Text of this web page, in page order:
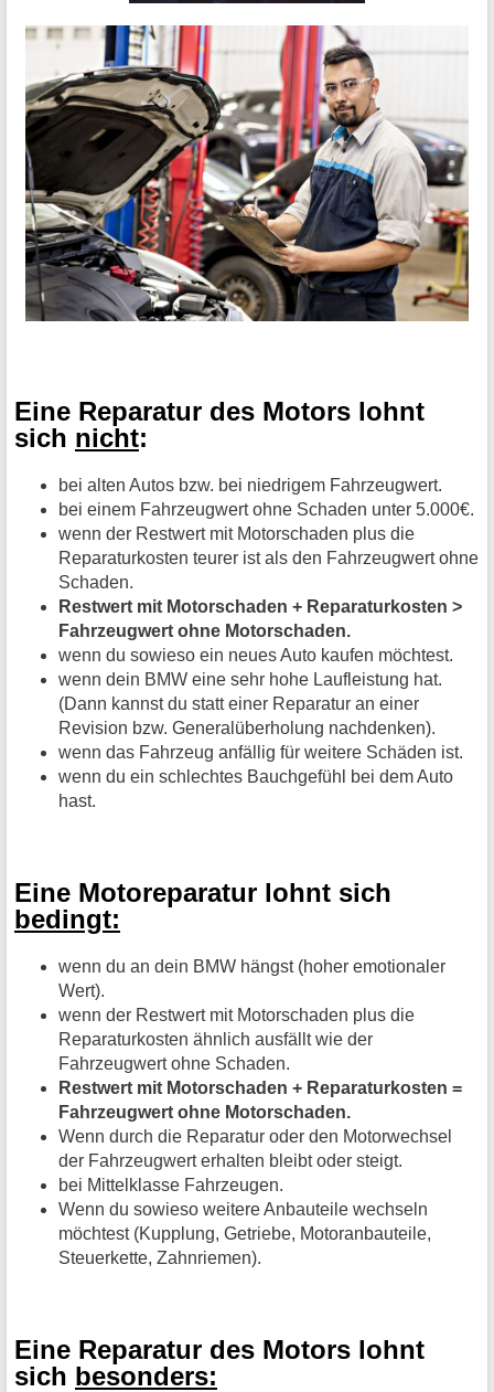
Eine Reparatur des Motors lohnt
sich nicht:
bei alten Autos bzw. bei niedrigem Fahrzeugwert.
bei einem Fahrzeugwert ohne Schaden unter 5.000€.
wenn der Restwert mit Motorschaden plus die
Reparaturkosten teurer ist als den Fahrzeugwert ohne
Schaden.
Restwert mit Motorschaden + Reparaturkosten >
Fahrzeugwert ohne Motorschaden.
wenn du sowieso ein neues Auto kaufen möchtest.
wenn dein BMW eine sehr hohe Laufleistung hat.
(Dann kannst du statt einer Reparatur an einer
Revision bzw. Generalüberholung nachdenken).
wenn das Fahrzeug anfällig für weitere Schäden ist.
wenn du ein schlechtes Bauchgefühl bei dem Auto
hast.
Eine Motoreparatur lohnt sich
bedingt:
wenn du an dein BMW hängst (hoher emotionaler
Wert).
wenn der Restwert mit Motorschaden plus die
Reparaturkosten ähnlich ausfällt wie der
Fahrzeugwert ohne Schaden.
Restwert mit Motorschaden + Reparaturkosten =
Fahrzeugwert ohne Motorschaden.
Wenn durch die Reparatur oder den Motorwechsel
der Fahrzeugwert erhalten bleibt oder steigt.
bei Mittelklasse Fahrzeugen.
Wenn du sowieso weitere Anbauteile wechseln
möchtest (Kupplung, Getriebe, Motoranbauteile,
Steuerkette, Zahnriemen).
Eine Reparatur des Motors lohnt
sich besonders: